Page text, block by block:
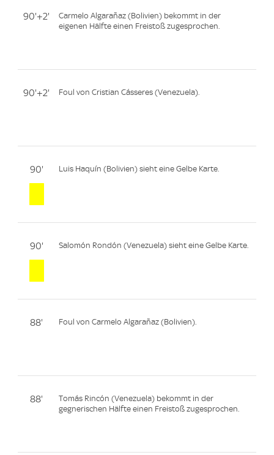
90'+2'
Carmelo Algarañaz (Bolivien) bekommt in der
eigenen Hälfte einen Freistoß zugesprochen.
90'+2' Foul von Cristian Cásseres (Venezuela).
90' Luis Haquín (Bolivien) sieht eine Gelbe Karte.
90' Salomón Rondón (Venezuela) sieht eine Gelbe Karte.
88' Foul von Carmelo Algarañaz (Bolivien).
88'
Tomás Rincón (Venezuela) bekommt in der
gegnerischen Hälfte einen Freistoß zugesprochen.